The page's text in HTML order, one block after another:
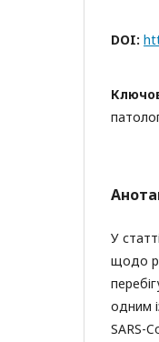
DOI:
У
щодо
одним
SARS-